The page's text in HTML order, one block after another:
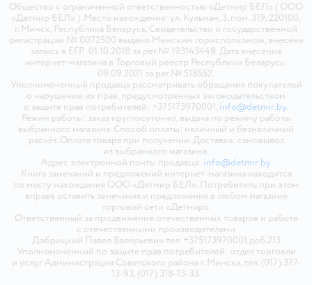
Общество с ограниченной ответственностью «Детмир БЕЛ» ( ООО
«Детмир БЕЛ» ). Место нахождения: ул. Кульман, 3, пом. 319, 220100,
г. Минск, Республика Беларусь. Свидетельство о государственной
регистрации № 0072500 выдано Минским горисполкомом, внесена
запись в ЕГР 01.10.2018 за рег.№ 193143448. Дата внесения
интернет-магазина в Торговый реестр Республики Беларусь:
09.09.2021 за рег.№ 518552.
Уполномоченный продавца рассматривать обращения покупателей
о нарушении их прав, предусмотренных законодательством
о защите прав потребителей: +375173970001, info@detmir.by.
Режим работы: заказ круглосуточно, выдача по режиму работы
выбранного магазина. Способ оплаты: наличный и безналичный
расчёт. Оплата товара при получении. Доставка: самовывоз
из выбранного магазина.
Адрес электронной почты продавца: info@detmir.by
Книга замечаний и предложений интернет-магазина находится
по месту нахождения ООО «Детмир БЕЛ». Потребитель при этом
вправе оставить замечания и предложения в любом магазине
торговой сети «Детмир».
Ответственный за продвижение отечественных товаров и работе
с отечественными производителями
Добрицкий Павел Валерьевич тел. +375173970001 доб.213
Уполномоченный по защите прав потребителей: отдел торговли
и услуг Администрация Советского района г. Минска, тел. (017) 377-
13-93, (017) 318-13-33.